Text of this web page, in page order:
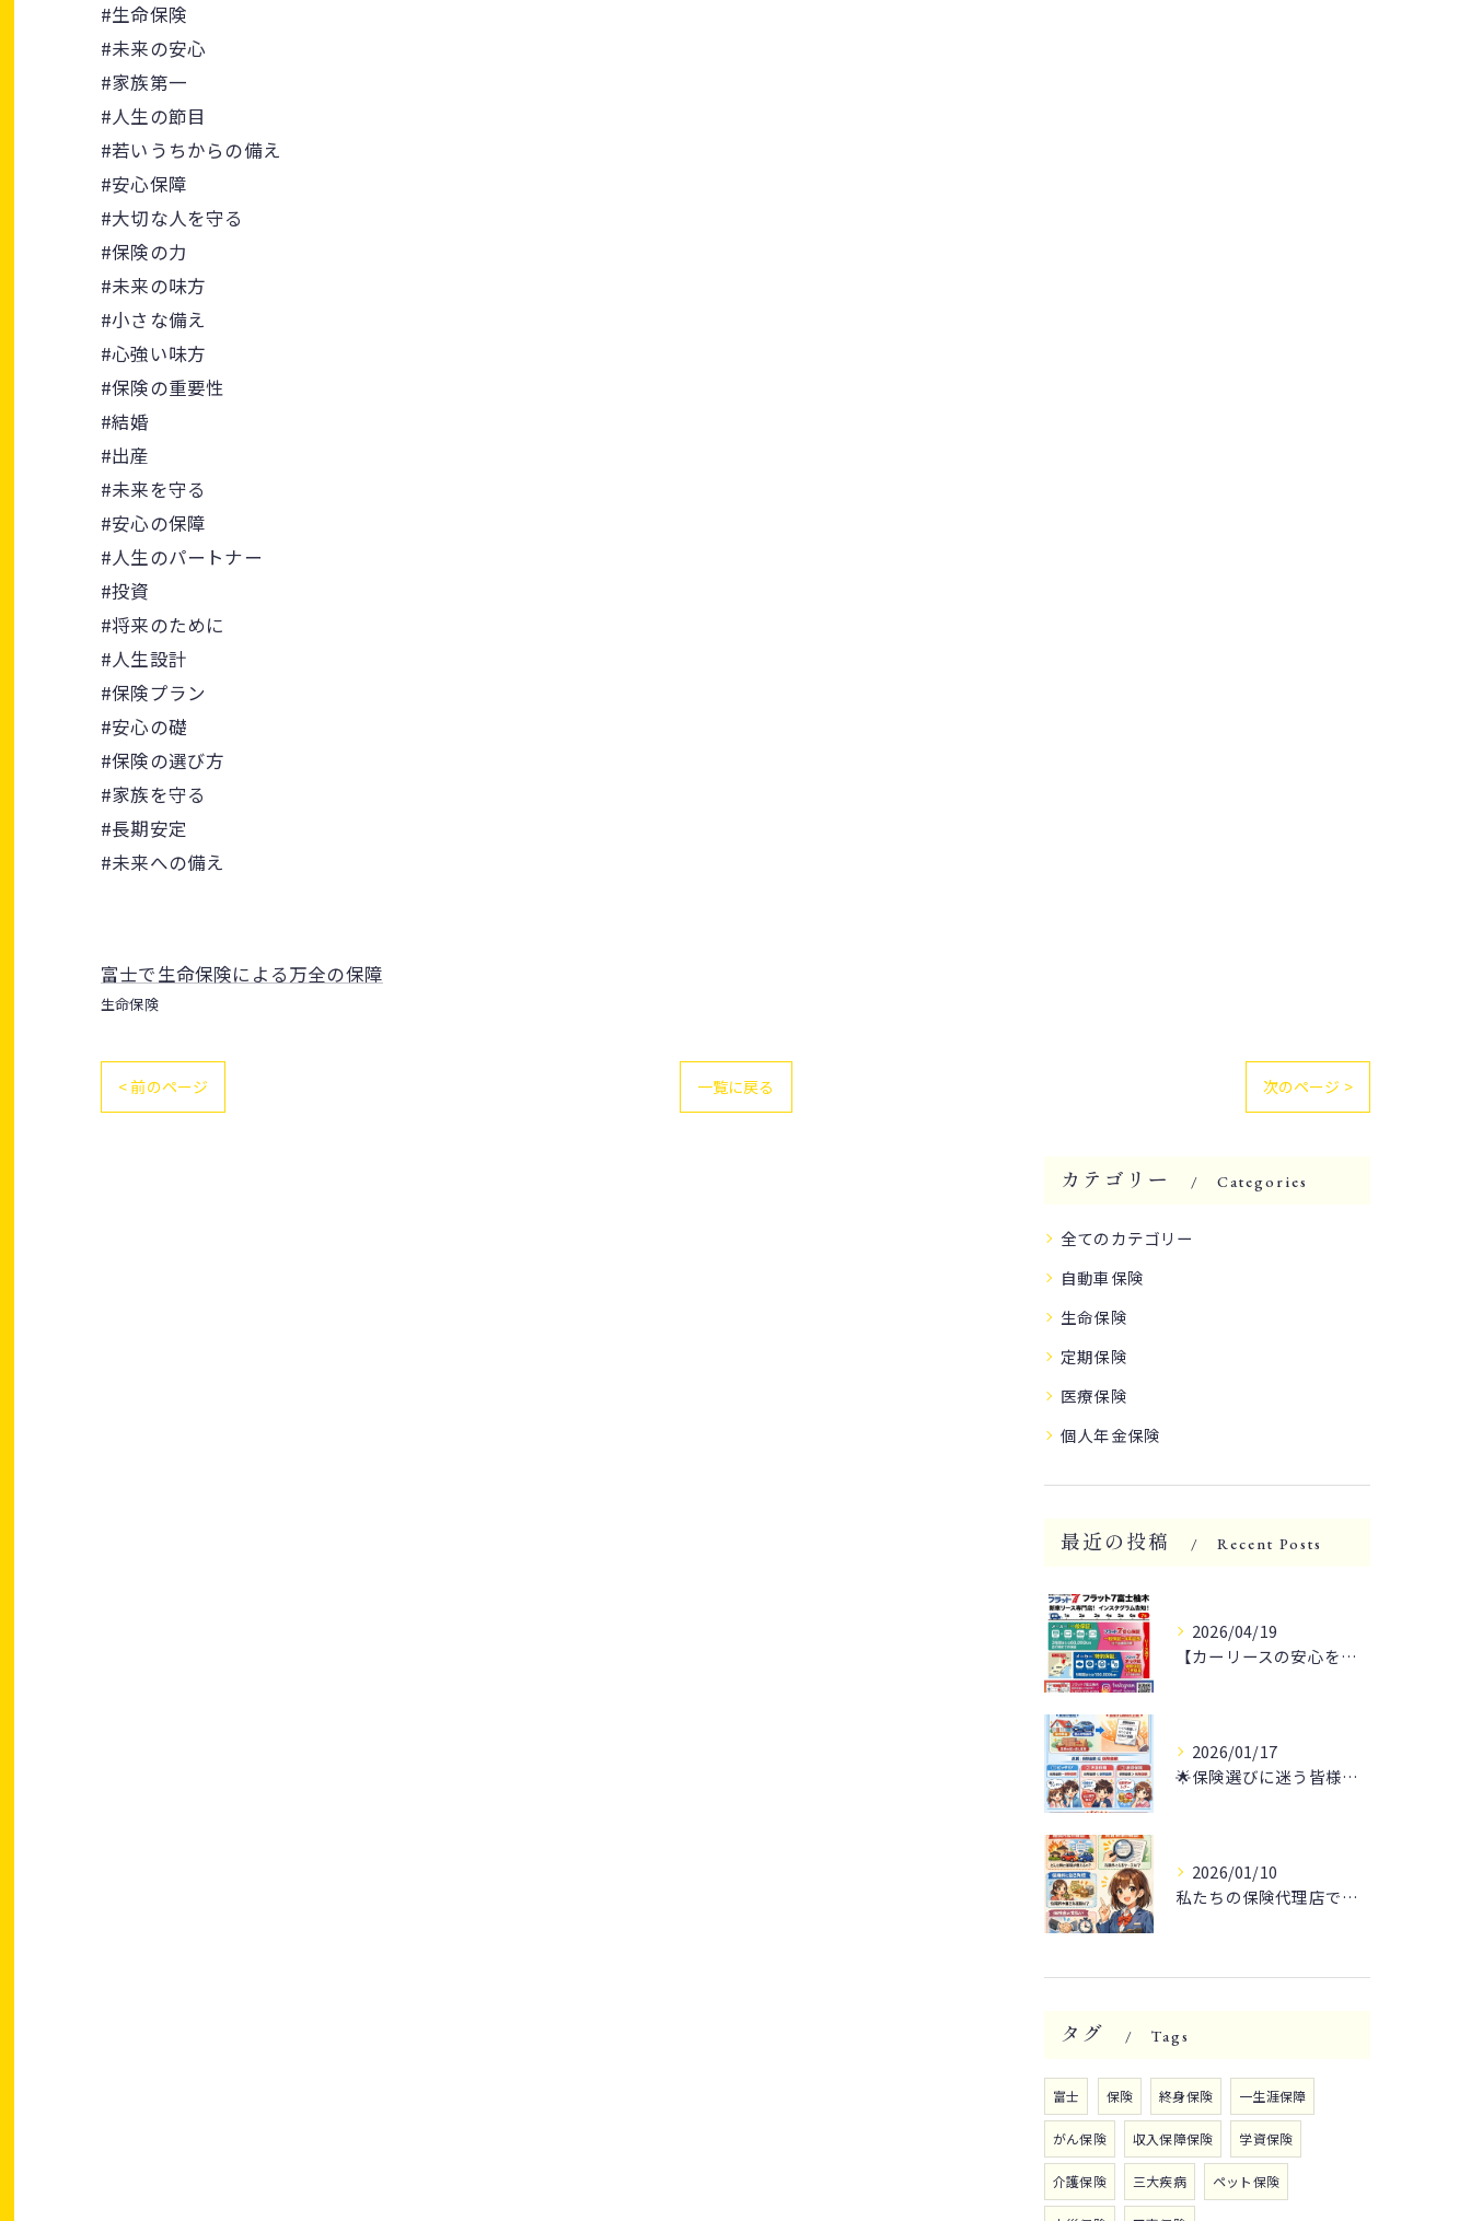
#生命保険
#未来の安心
#家族第一
#人生の節目
#若いうちからの備え
#安心保障
#大切な人を守る
#保険の力
#未来の味方
#小さな備え
#心強い味方
#保険の重要性
#結婚
#出産
#未来を守る
#安心の保障
#人生のパートナー
#投資
#将来のために
#人生設計
#保険プラン
#安心の礎
#保険の選び方
#家族を守る
#長期安定
#未来への備え
富士で生命保険による万全の保障
生命保険
< 前のページ 一覧に戻る 次のページ >
カテゴリー Categories
全てのカテゴリー
自動車保険
生命保険
定期保険
医療保険
個人年金保険
最近の投稿 Recent Posts
2026/04/19
【カーリースの安心を提供】🌟安心してドライブへ行こう！🚗💨
2026/01/17
🌟保険選びに迷う皆様へ🌟
2026/01/10
私たちの保険代理店では、お客様一人ひとりに最適な保険プランを...
タグ Tags
富士 保険 終身保険 一生涯保障
がん保険 収入保障保険 学資保険
介護保険 三大疾病 ペット保険